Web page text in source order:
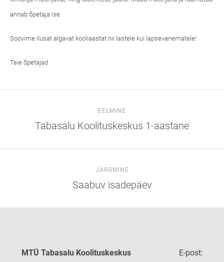
annab õpetaja ise.
Soovime ilusat algavat kooliaastat nii lastele kui lapsevanematele!
Teie õpetajad
EELMINE
Tabasalu Koolituskeskus 1-aastane
JÄRGMINE
Saabuv isadepäev
MTÜ Tabasalu Koolituskeskus
E-post: